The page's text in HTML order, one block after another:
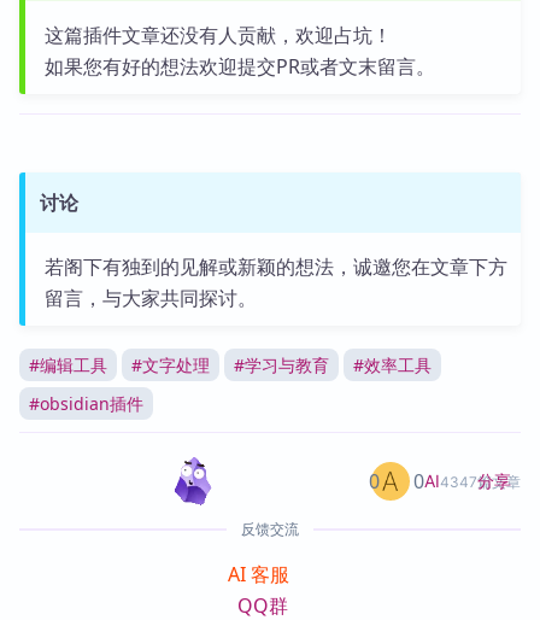
这篇插件文章还没有人贡献，欢迎占坑！
如果您有好的想法欢迎提交PR或者文末留言。
讨论
若阁下有独到的见解或新颖的想法，诚邀您在文章下方
留言，与大家共同探讨。
#编辑工具 #文字处理 #学习与教育 #效率工具
#obsidian插件
AI4347篇文章
0 0 分享
反馈交流
AI 客服
QQ群